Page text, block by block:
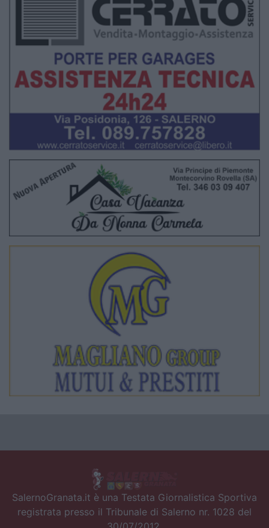
SalernoGranata.it è una Testata Giornalistica Sportiva
registrata presso il Tribunale di Salerno nr. 1028 del